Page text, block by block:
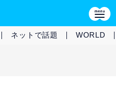
ネットで話題 WORLD